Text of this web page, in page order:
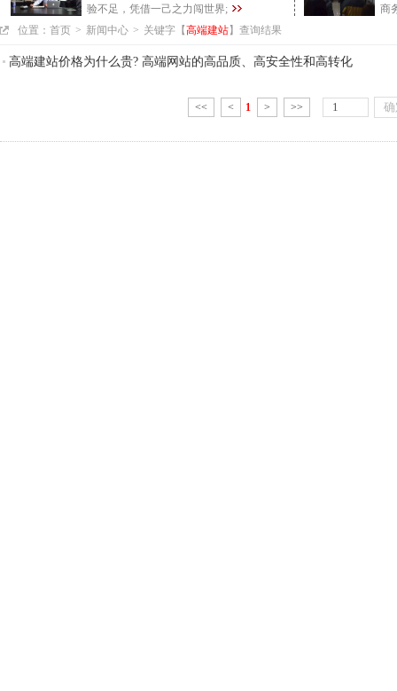
验不足，凭借一己之力闯世界;
商
位置： 首页 > 新闻中心 > 关键字【高端建站】查询结果
高端建站价格为什么贵? 高端网站的高品质、高安全性和高转化
<< < 1 > >>